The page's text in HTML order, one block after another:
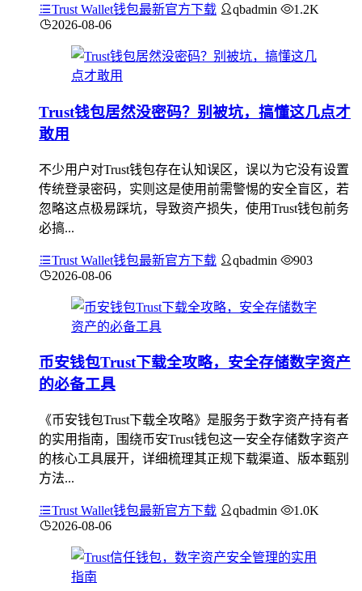
Trust Wallet钱包最新官方下载 qbadmin
1.2K
2026-08-06
Trust钱包居然没密码？别被坑，搞懂这几点才
敢用
不少用户对Trust钱包存在认知误区，误以为它没有设置
传统登录密码，实则这是使用前需警惕的安全盲区，若
忽略这点极易踩坑，导致资产损失，使用Trust钱包前务
必搞...
Trust Wallet钱包最新官方下载 qbadmin
903
2026-08-06
币安钱包Trust下载全攻略，安全存储数字资产
的必备工具
《币安钱包Trust下载全攻略》是服务于数字资产持有者
的实用指南，围绕币安Trust钱包这一安全存储数字资产
的核心工具展开，详细梳理其正规下载渠道、版本甄别
方法...
Trust Wallet钱包最新官方下载 qbadmin
1.0K
2026-08-06